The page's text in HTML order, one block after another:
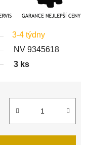
3-4 týdny
NV 9345618
3 ks